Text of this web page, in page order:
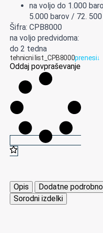
na voljo do 1.000 b
5.000 barov / 72. 500
Šifra: CPB8000
na voljo predvidoma:
do 2 tedna
tehnicni list_CPB8000prenesi↓
Oddaj povpraševanje
Opis Dodatne
Sorodni izdelki